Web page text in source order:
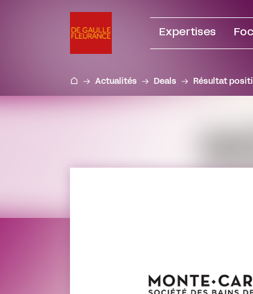
Expertises
Actualités Deals Résultat